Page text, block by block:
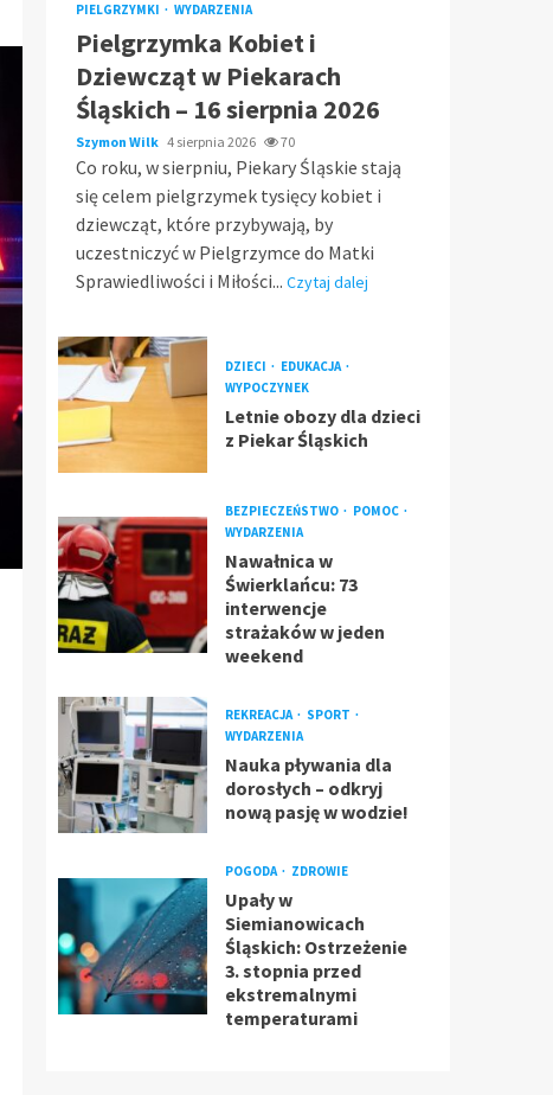
PIELGRZYMKI WYDARZENIA
Pielgrzymka Kobiet i
Dziewcząt w Piekarach
Śląskich – 16 sierpnia 2026
Szymon Wilk 4 sierpnia 2026 70
Co roku, w sierpniu, Piekary Śląskie stają
się celem pielgrzymek tysięcy kobiet i
dziewcząt, które przybywają, by
uczestniczyć w Pielgrzymce do Matki
Sprawiedliwości i Miłości... Czytaj dalej
DZIECI
EDUKACJA
WYPOCZYNEK
Letnie obozy dla dzieci
z Piekar Śląskich
BEZPIECZEŃSTWO
POMOC
WYDARZENIA
Nawałnica w
Świerklańcu: 73
interwencje
strażaków w jeden
weekend
REKREACJA
SPORT
WYDARZENIA
Nauka pływania dla
dorosłych – odkryj
nową pasję w wodzie!
POGODA ZDROWIE
Upały w
Siemianowicach
Śląskich: Ostrzeżenie
3. stopnia przed
ekstremalnymi
temperaturami